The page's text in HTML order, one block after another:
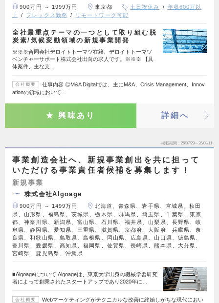
900万円 ～ 1999万円 東京都 土日祝休み
年収600万以
上
フレックス勤務 リモートワーク可能
全社最重点テーマの一つとして取り組む脱
炭素/気候変動領域の新規事業開発
※※※合同会社デロイトトーマツ在籍、デロイトトーマツ
ベンチャーサポート株式会社出向の求人です。※※※ 【具
体案件、主な支…
会社概要
仕事内容 ◎M&A Digitalでは、主にM&A、Crisis Management、Innov
ationの領域において…
興味あり 詳細へ
掲載期間 26/07/29～26/08/11
事業創造会社へ、新規事業創出を共に担って
いただける事業責任者候補を募集します！
新規事業
株式会社Algoage
900万円 ～ 1499万円
北海道、青森県、岩手県、宮城県、秋田
県、山形県、福島県、茨城県、栃木県、群馬県、埼玉県、千葉県、東京
都、神奈川県、新潟県、富山県、石川県、福井県、山梨県、長野県、岐
阜県、静岡県、愛知県、三重県、滋賀県、京都府、大阪府、兵庫県、奈
良県、和歌山県、鳥取県、島根県、岡山県、広島県、山口県、徳島県、
香川県、愛媛県、高知県、福岡県、佐賀県、長崎県、熊本県、大分県、
宮崎県、鹿児島県、沖縄県
■Algoageについて Algoageは、東京大学出身の機械学習研究
者によって創業されたスタートアップであり2020年に…
会社概要
Webマーケティングがテクニカルな改善に終始しがちな現代におい